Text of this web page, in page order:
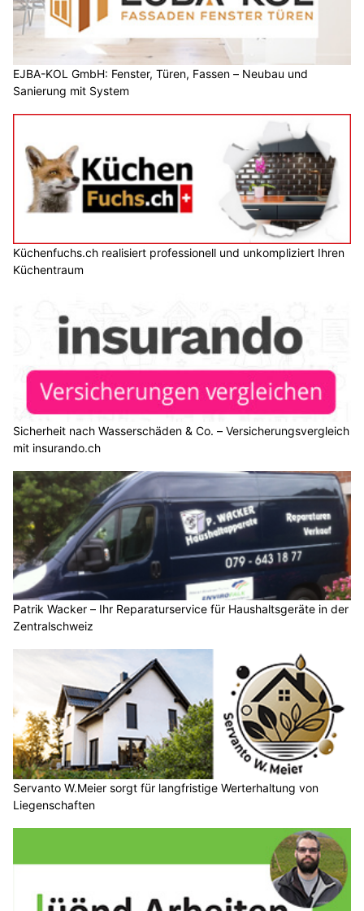
EJBA-KOL GmbH: Fenster, Türen, Fassen – Neubau und
Sanierung mit System
Küchenfuchs.ch realisiert professionell und unkompliziert Ihren
Küchentraum
Sicherheit nach Wasserschäden & Co. – Versicherungsvergleich
mit insurando.ch
Patrik Wacker – Ihr Reparaturservice für Haushaltsgeräte in der
Zentralschweiz
Servanto W.Meier sorgt für langfristige Werterhaltung von
Liegenschaften